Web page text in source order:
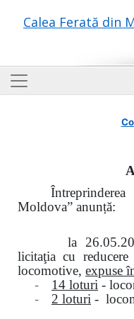
Calea Ferată din
Moldova” anunță:
la
licitaţia cu
locomotive, expuse
- 14 loturi -
- 2 loturi -